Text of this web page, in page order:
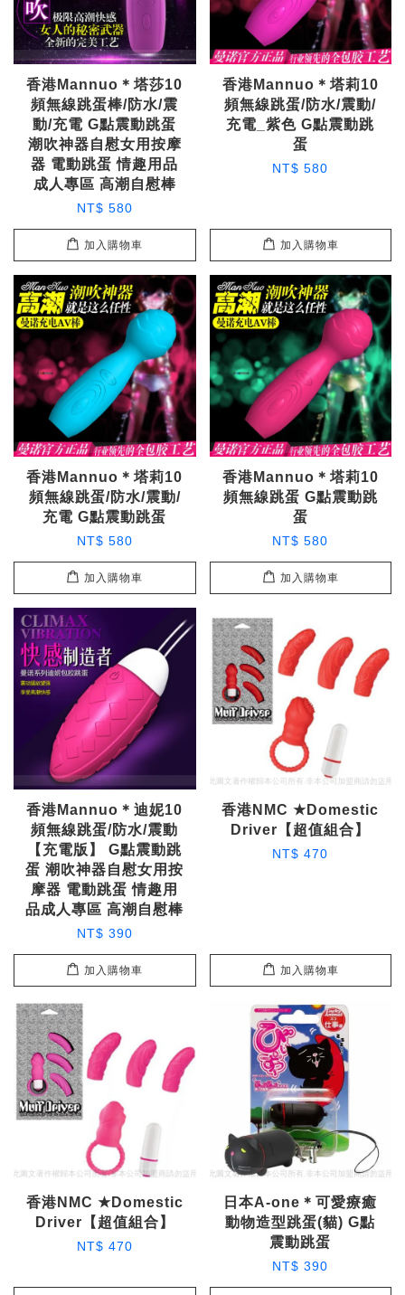
香港Mannuo＊塔莎10
頻無線跳蛋棒/防水/震
動/充電 G點震動跳蛋
潮吹神器自慰女用按摩
器 電動跳蛋 情趣用品
成人專區 高潮自慰棒
NT$ 580
加入購物車
香港Mannuo＊塔莉10
頻無線跳蛋/防水/震動/
充電_紫色 G點震動跳
蛋
NT$ 580
加入購物車
香港Mannuo＊塔莉10
頻無線跳蛋/防水/震動/
充電 G點震動跳蛋
NT$ 580
加入購物車
香港Mannuo＊塔莉10
頻無線跳蛋 G點震動跳
蛋
NT$ 580
加入購物車
香港Mannuo＊迪妮10
頻無線跳蛋/防水/震動
【充電版】 G點震動跳
蛋 潮吹神器自慰女用按
摩器 電動跳蛋 情趣用
品成人專區 高潮自慰棒
NT$ 390
加入購物車
香港NMC ★Domestic
Driver【超值組合】
NT$ 470
加入購物車
香港NMC ★Domestic
Driver【超值組合】
NT$ 470
日本A-one＊可愛療癒
動物造型跳蛋(貓) G點
震動跳蛋
NT$ 390